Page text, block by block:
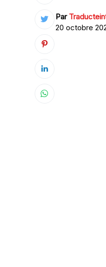
Par
20 octobre